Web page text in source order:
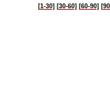
[1-30] [30-60] [60-90]